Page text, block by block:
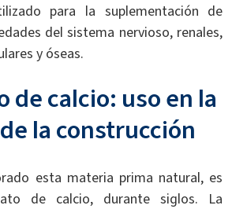
para la suplementación de
del sistema nervioso, renales,
y óseas.
de calcio: uso en la
la construcción
esta materia prima natural, es
de calcio, durante siglos. La